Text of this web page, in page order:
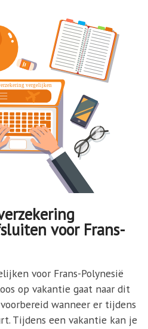
voor Frans-
voor Frans-Polynesië
op vakantie gaat naar dit
wanneer er tijdens
Tijdens een vakantie kan je